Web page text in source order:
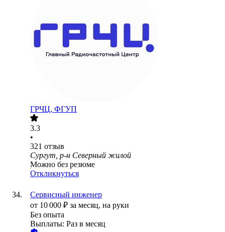
ГРЧЦ, ФГУП
3.3
•
321 отзыв
Сургут, р-н Северный жилой
Можно без резюме
Откликнуться
Сервисный инженер
от 10 000 ₽ за месяц, на руки
Без опыта
Выплаты: Раз в месяц